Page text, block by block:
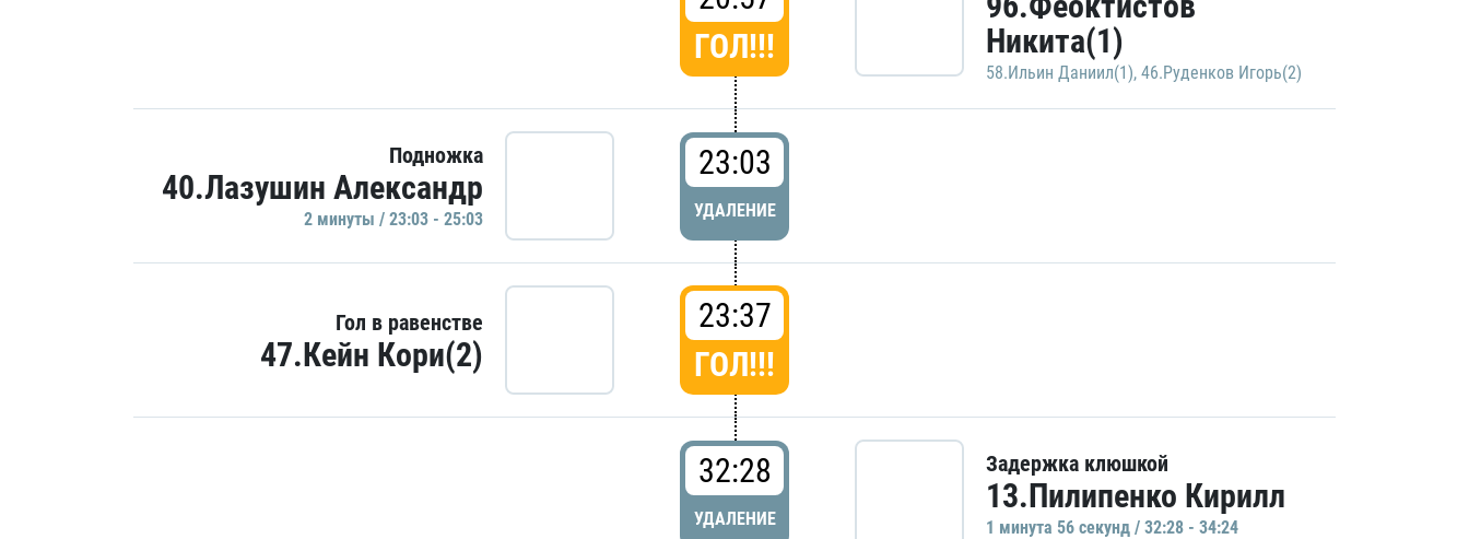
ГОЛ!!!
Никита(1)
58.Ильин Даниил(1), 46.Руденков Игорь(2)
Подножка
40.Лазушин Александр
2 минуты / 23:03 - 25:03
23:03
УДАЛЕНИЕ
Гол в равенстве
47.Кейн Кори(2)
23:37
ГОЛ!!!
32:28
УДАЛЕНИЕ
Задержка клюшкой
13.Пилипенко Кирилл
1 минутa 56 секунд / 32:28 - 34:24